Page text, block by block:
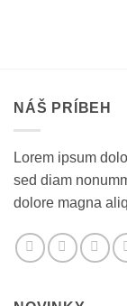
NÁŠ PRÍBEH
Lorem ipsum
sed diam
dolore magna